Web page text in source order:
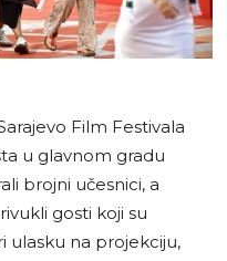
Film Festivala
u glavnom gradu
brojni učesnici, a
gosti koji su
ulasku na projekciju,